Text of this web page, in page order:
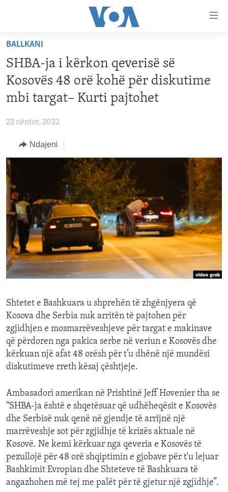
faqen
kryesore
Kalo
tek
faqja
Kalo
kërkimi
FAQJA KRYESORE
KATEGORITË
AMERIKA
EVROPA
BOTA
SHKENCË DHE TEKNOLOGJI
SHËNDETËSI
INTERVISTA
DITARI
DITARI
Learning English
FOLLOW US
Gjuhët
BALLKANI
SHBA-ja i kërkon qeverisë së
Kosovës 48 orë kohë për diskutime
mbi targat– Kurti pajtohet
22 nëntor, 2022
Ndajeni
Shtetet e Bashkuara u shprehën të zhgënjyera që
Kosova dhe Serbia nuk arritën të pajtohen për
zgjidhjen e mosmarrëveshjeve për targat e makinave
që përdoren nga pakica serbe në veriun e Kosovës dhe
kërkuan një afat 48 orësh për t’u dhënë një mundësi
diskutimeve rreth kësaj çështjeje.
Ambasadori amerikan në Prishtinë Jeff Hovenier tha se
“SHBA-ja është e shqetësuar që udhëheqësit e Kosovës
dhe Serbisë nuk qenë në gjendje të arrijnë një
marrëveshje sot për zgjidhje të krizës aktuale në
Kosovë. Ne kemi kërkuar nga qeveria e Kosovës të
pezullojë për 48 orë shqiptimin e gjobave për t'u lejuar
Bashkimit Evropian dhe Shteteve të Bashkuara të
angazhohen më tej me palët për të gjetur një zgjidhje”.